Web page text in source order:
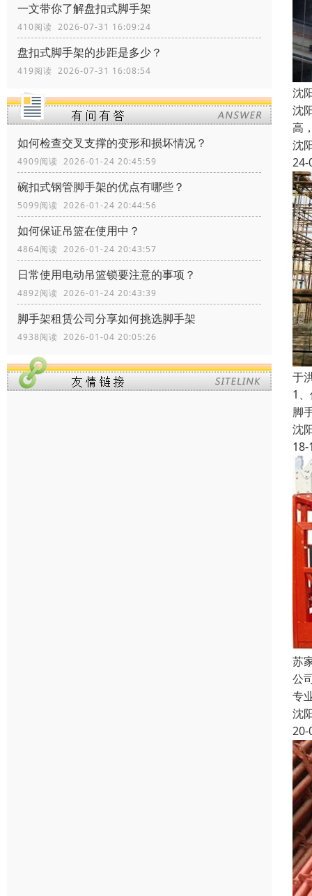
一文带你了解盘扣式脚手架
410阅读 2026-07-31 16:09:24
盘扣式脚手架的步距是多少？
419阅读 2026-07-31 16:08:54
如何检查交叉支撑的变形和损坏情况？
4909阅读 2026-01-24 20:45:59
碗扣式钢管脚手架的优点有哪些？
5099阅读 2026-01-24 20:44:56
如何保证吊篮在使用中？
4864阅读 2026-01-24 20:43:57
日常使用电动吊篮锁要注意的事项？
4892阅读 2026-01-24 20:43:39
脚手架租赁公司分享如何挑选脚手架
4938阅读 2026-01-04 20:05:26
沈
沈
高
沈
24-
于
1
脚
沈
18-
苏
公
专
沈
20-